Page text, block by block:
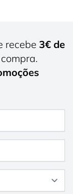
recebe 3€ de